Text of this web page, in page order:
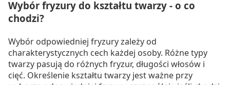
Wybór fryzury do kształtu twarzy - o co
chodzi?
Wybór odpowiedniej fryzury zależy od
charakterystycznych cech każdej osoby. Różne typy
twarzy pasują do różnych fryzur, długości włosów i
cięć. Określenie kształtu twarzy jest ważne przy